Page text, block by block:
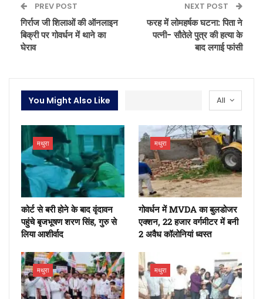
PREV POST
गिर्राज जी शिलाओं की ऑनलाइन
बिक्री पर गोवर्धन में थाने का
घेराव
NEXT POST
फरह में लोमहर्षक घटना: पिता ने
पत्नी- सौतेले पुत्र की हत्या के
बाद लगाई फांसी
All
You Might Also Like
मथुरा
कोर्ट से बरी होने के बाद वृंदावन
पहुंचे बृजभूषण शरण सिंह, गुरु से
लिया आशीर्वाद
मथुरा
गोवर्धन में MVDA का बुलडोजर
एक्शन, 22 हजार वर्गमीटर में बनी
2 अवैध कॉलोनियां ध्वस्त
मथुरा मथुरा